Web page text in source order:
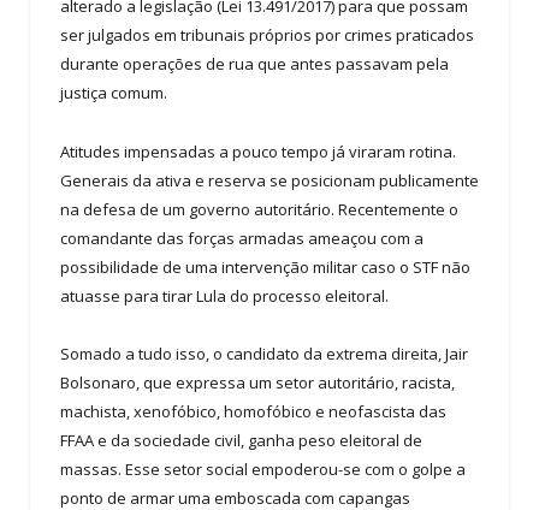
alterado a legislação (Lei 13.491/2017) para que possam
ser julgados em tribunais próprios por crimes praticados
durante operações de rua que antes passavam pela
justiça comum.
Atitudes impensadas a pouco tempo já viraram rotina.
Generais da ativa e reserva se posicionam publicamente
na defesa de um governo autoritário. Recentemente o
comandante das forças armadas ameaçou com a
possibilidade de uma intervenção militar caso o STF não
atuasse para tirar Lula do processo eleitoral.
Somado a tudo isso, o candidato da extrema direita, Jair
Bolsonaro, que expressa um setor autoritário, racista,
machista, xenofóbico, homofóbico e neofascista das
FFAA e da sociedade civil, ganha peso eleitoral de
massas. Esse setor social empoderou-se com o golpe a
ponto de armar uma emboscada com capangas